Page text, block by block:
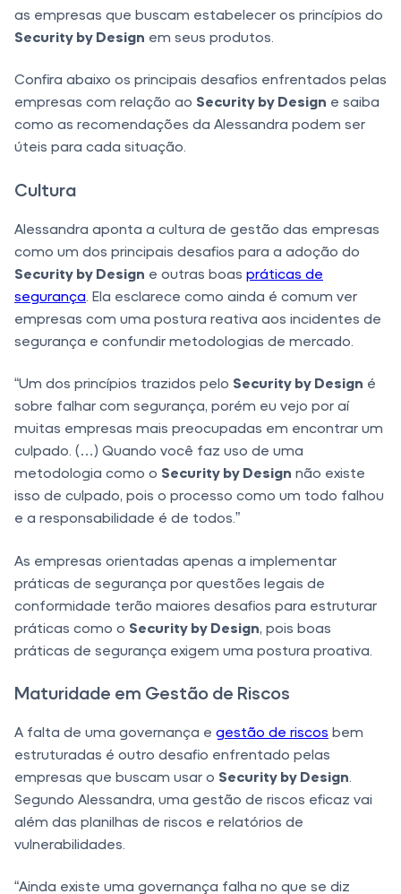
as empresas que buscam estabelecer os princípios do
Security by Design em seus produtos.
Confira abaixo os principais desafios enfrentados pelas
empresas com relação ao Security by Design e saiba
como as recomendações da Alessandra podem ser
úteis para cada situação.
Cultura
Alessandra aponta a cultura de gestão das empresas
como um dos principais desafios para a adoção do
Security by Design e outras boas práticas de
segurança. Ela esclarece como ainda é comum ver
empresas com uma postura reativa aos incidentes de
segurança e confundir metodologias de mercado.
“Um dos princípios trazidos pelo Security by Design é
sobre falhar com segurança, porém eu vejo por aí
muitas empresas mais preocupadas em encontrar um
culpado. (…) Quando você faz uso de uma
metodologia como o Security by Design não existe
isso de culpado, pois o processo como um todo falhou
e a responsabilidade é de todos.”
As empresas orientadas apenas a implementar
práticas de segurança por questões legais de
conformidade terão maiores desafios para estruturar
práticas como o Security by Design , pois boas
práticas de segurança exigem uma postura proativa.
Maturidade em Gestão de Riscos
A falta de uma governança e gestão de riscos bem
estruturadas é outro desafio enfrentado pelas
empresas que buscam usar o Security by Design.
Segundo Alessandra, uma gestão de riscos eficaz vai
além das planilhas de riscos e relatórios de
vulnerabilidades.
“Ainda existe uma governança falha no que se diz